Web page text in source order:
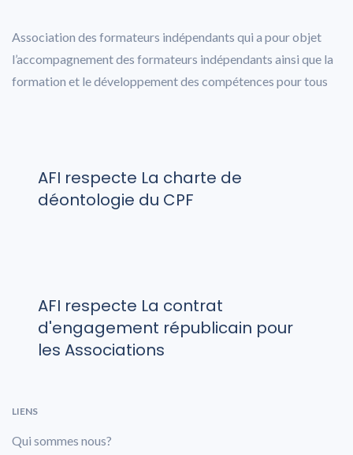
Association des formateurs indépendants qui a pour objet
l’accompagnement des formateurs indépendants ainsi que la
formation et le développement des compétences pour tous
AFI respecte La charte de
déontologie du CPF
AFI respecte La contrat
d'engagement républicain pour
les Associations
LIENS
Qui sommes nous?